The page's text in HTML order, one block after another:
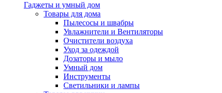
Гаджеты и умный дом
Товары для дома
Пылесосы и швабры
Увлажнители и Вентиляторы
Очистители воздуха
Уход за одеждой
Дозаторы и мыло
Умный дом
Инструменты
Светильники и лампы